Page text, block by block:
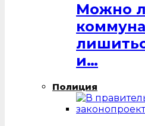
Можно
и…
Полиция